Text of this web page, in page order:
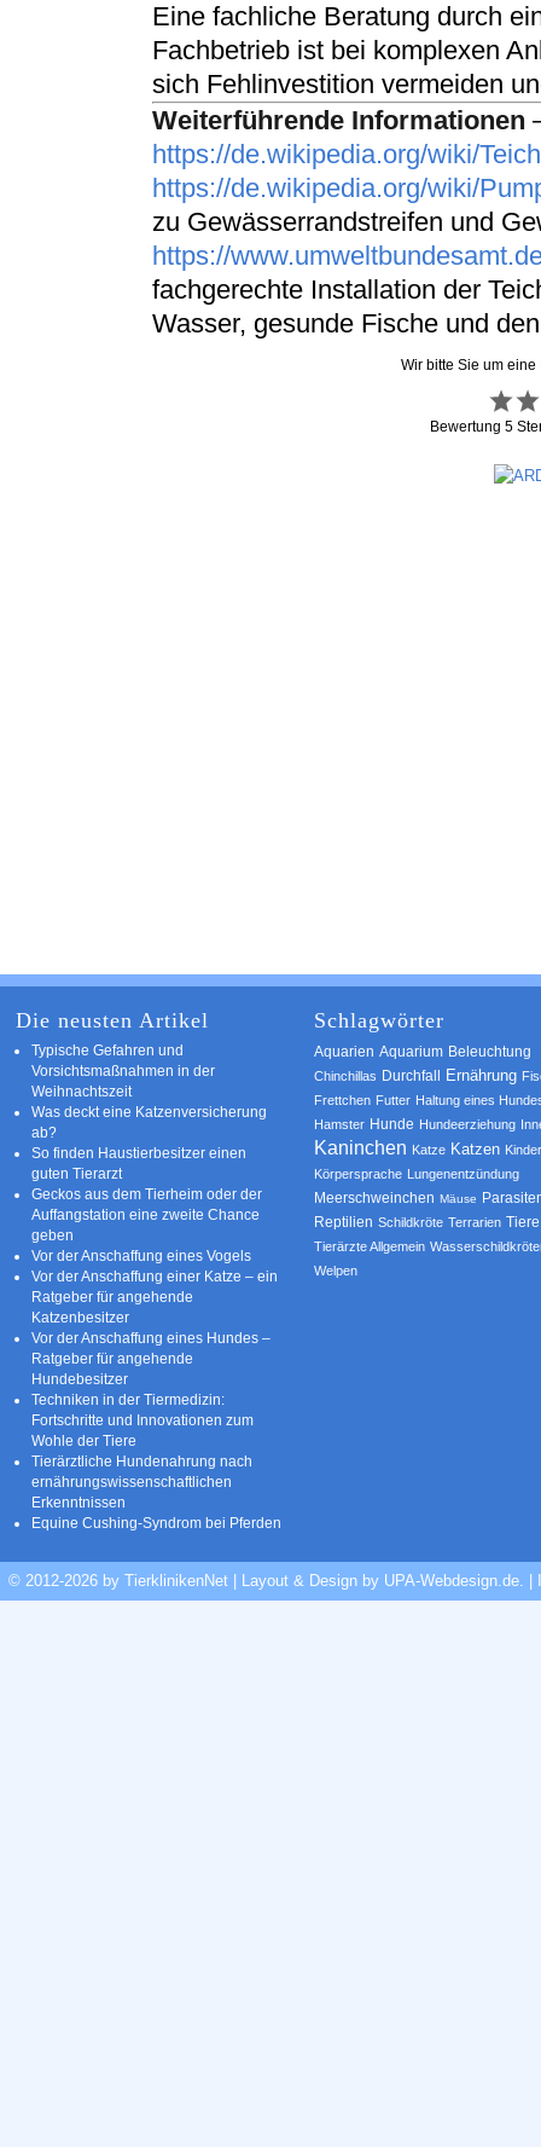
Eine fachliche Beratung durch
Fachbetrieb ist bei komplexen
sich Fehlinvestition vermeiden
Weiterführende Informationen
https://de.wikipedia.org/wiki/Teich
https://de.wikipedia.org/wiki/
zu Gewässerrandstreifen und
https://
fachgerechte Installation der
Wasser, gesunde Fische und
Wir bitte Sie um
Bewertung5
Die neusten Artikel
Typische Gefahren und
Vorsichtsmaßnahmen in der
Weihnachtszeit
Was deckt eine Katzenversicherung
ab?
So finden Haustierbesitzer einen
guten Tierarzt
Geckos aus dem Tierheim oder der
Auffangstation eine zweite Chance
geben
Vor der Anschaffung eines Vogels
Vor der Anschaffung einer Katze – ein
Ratgeber für angehende
Katzenbesitzer
Vor der Anschaffung eines Hundes –
Ratgeber für angehende
Hundebesitzer
Techniken in der Tiermedizin:
Fortschritte und Innovationen zum
Wohle der Tiere
Tierärztliche Hundenahrung nach
ernährungswissenschaftlichen
Erkenntnissen
Equine Cushing-Syndrom bei Pferden
Schlagwörter
Aquarien Aquarium Beleuchtung
Chinchillas Durchfall Ernährung
Frettchen Futter Haltung eines
Hamster Hunde Hundeerziehung
Kaninchen Katze Katzen
Körpersprache
Lungenentzündung
Meerschweinchen Mäuse
Reptilien Schildkröte Terrarien Tiere
Tierärzte Allgemein
Welpen
© 2012-2026 by TierklinikenNet | Layout & Design by UPA-Webdesign.de.